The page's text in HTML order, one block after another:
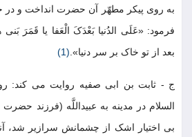
به روی پیکر مطهّر آن حضرت انداخت و در
فرمود: «عَلَی الدُنیا بَعْدَکَ الْعَفا یا قَمَرَ
بعد از تو خاک بر سر دنیا».(1)
ج - ثابت بن ابی صفیه روایت می کند:
السلام در مدینه به عبیداللَّه (فرزند حضرت
بی اختیار اشک از چشمانش سرازیر شد،